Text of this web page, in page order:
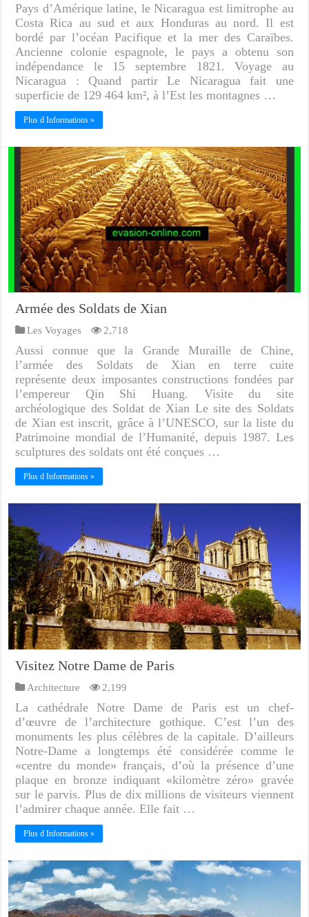
Pays d’Amérique latine, le Nicaragua est limitrophe au
Costa Rica au sud et aux Honduras au nord. Il est
bordé par l’océan Pacifique et la mer des Caraïbes.
Ancienne colonie espagnole, le pays a obtenu son
indépendance le 15 septembre 1821. Voyage au
Nicaragua : Quand partir Le Nicaragua fait une
superficie de 129 464 km², à l’Est les montagnes …
Plus d Informations »
Armée des Soldats de Xian
Les Voyages 2,718
Aussi connue que la Grande Muraille de Chine,
l’armée des Soldats de Xian en terre cuite
représente deux imposantes constructions fondées par
l’empereur Qin Shi Huang. Visite du site
archéologique des Soldat de Xian Le site des Soldats
de Xian est inscrit, grâce à l’UNESCO, sur la liste du
Patrimoine mondial de l’Humanité, depuis 1987. Les
sculptures des soldats ont été conçues …
Plus d Informations »
Visitez Notre Dame de Paris
Architecture 2,199
La cathédrale Notre Dame de Paris est un chef-
d’œuvre de l’architecture gothique. C’est l’un des
monuments les plus célèbres de la capitale. D’ailleurs
Notre-Dame a longtemps été considérée comme le
«centre du monde» français, d’où la présence d’une
plaque en bronze indiquant «kilomètre zéro» gravée
sur le parvis. Plus de dix millions de visiteurs viennent
l’admirer chaque année. Elle fait …
Plus d Informations »